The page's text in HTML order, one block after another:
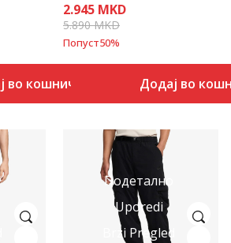
во кошничка
2.945 MKD
5.890MKD
Попуст50%
Додај во
Подетално
Uporedi
Brzi Pregled